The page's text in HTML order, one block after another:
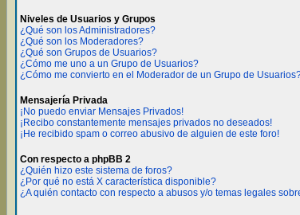
Niveles de Usuarios y Grupos
¿Qué son los Administradores?
¿Qué son los Moderadores?
¿Qué son Grupos de Usuarios?
¿Cómo me uno a un Grupo de Usuarios?
¿Cómo me convierto en el Moderador de un Grupo de
Mensajería Privada
¡No puedo enviar Mensajes Privados!
¡Recibo constantemente mensajes privados no deseados!
¡He recibido spam o correo abusivo de alguien de este foro!
Con respecto a phpBB 2
¿Quién hizo este sistema de foros?
¿Por qué no está X característica disponible?
¿A quién contacto con respecto a abusos y/o temas legales